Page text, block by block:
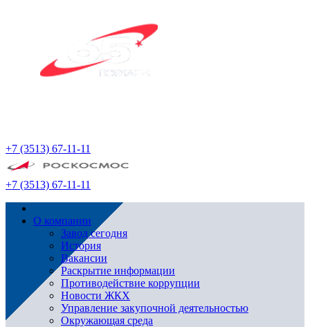
+7 (3513) 67-11-11
+7 (3513) 67-11-11
О компании
Завод сегодня
История
Вакансии
Раскрытие информации
Противодействие коррупции
Новости ЖКХ
Управление закупочной деятельностью
Окружающая среда